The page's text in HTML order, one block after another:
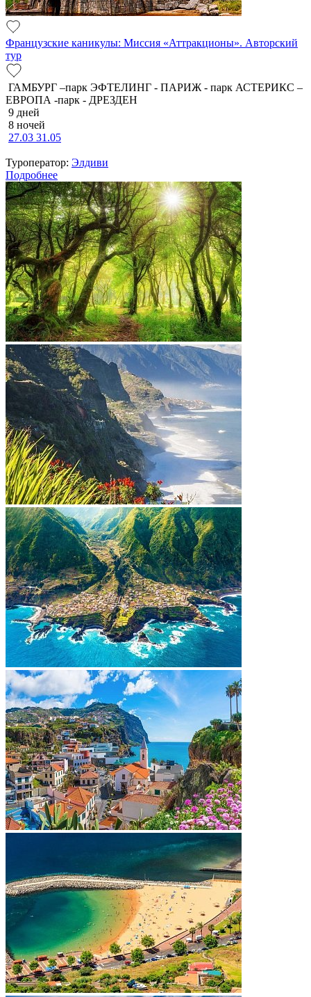
Французские каникулы: Миссия «Аттракционы». Авторский
тур
ГАМБУРГ –парк ЭФТЕЛИНГ - ПАРИЖ - парк АСТЕРИКС –
ЕВРОПА -парк - ДРЕЗДЕН
9 дней
8 ночей
27.03 31.05
Туроператор: Элдиви
Подробнее